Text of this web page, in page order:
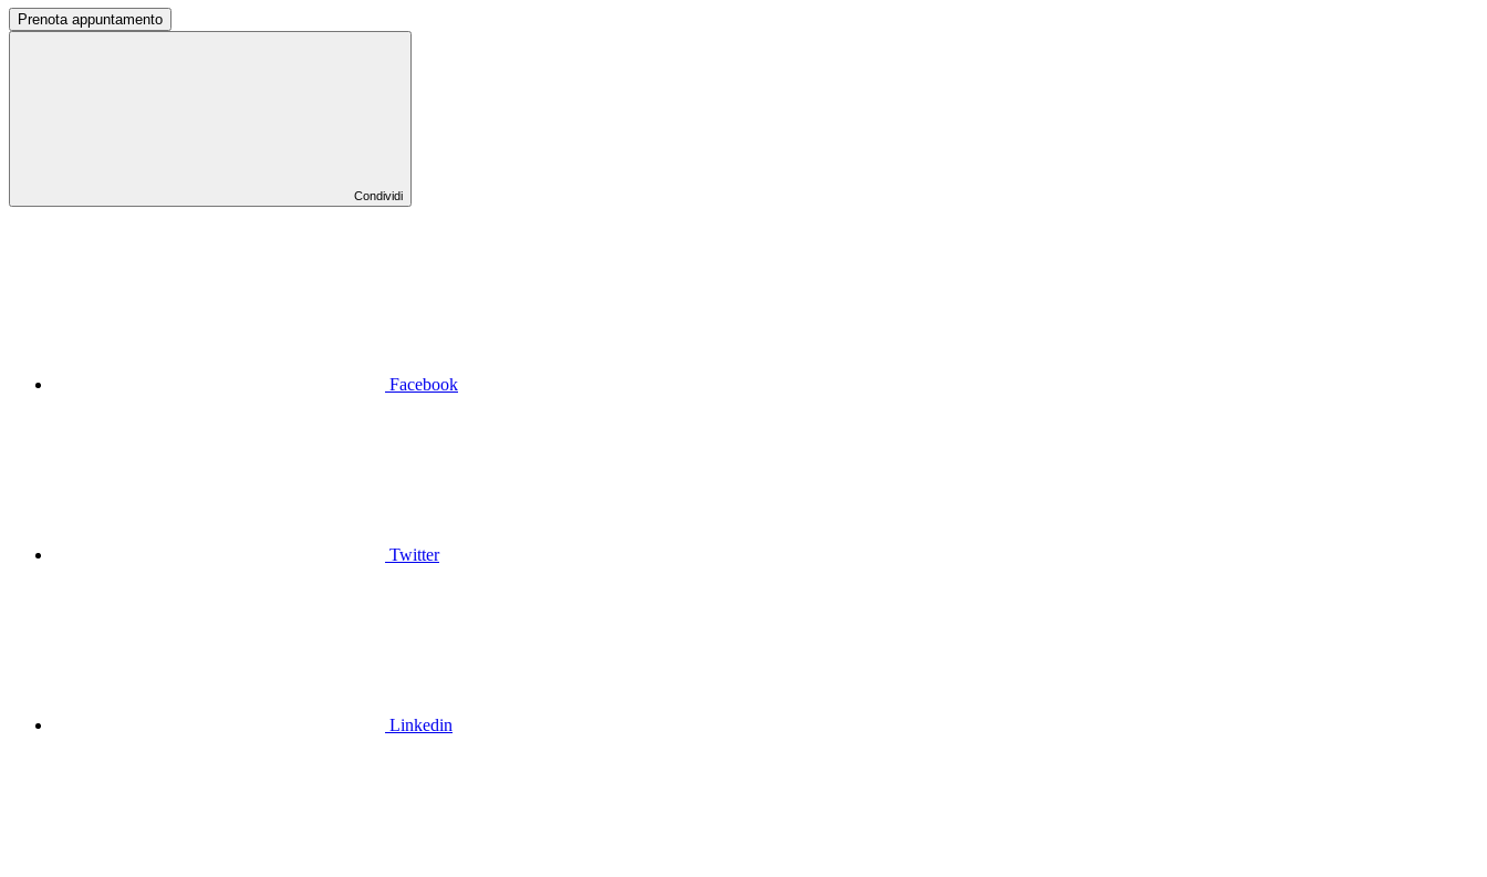
Prenota appuntamento
Condividi
Facebook
Twitter
Linkedin